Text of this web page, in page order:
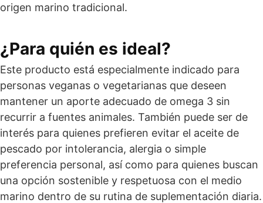
origen marino tradicional.
¿Para quién es ideal?
Este producto está especialmente indicado para
personas veganas o vegetarianas que deseen
mantener un aporte adecuado de omega 3 sin
recurrir a fuentes animales. También puede ser de
interés para quienes prefieren evitar el aceite de
pescado por intolerancia, alergia o simple
preferencia personal, así como para quienes buscan
una opción sostenible y respetuosa con el medio
marino dentro de su rutina de suplementación diaria.